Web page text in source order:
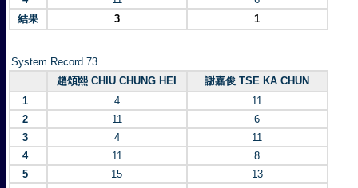
結果
3 1
System Record 73
趙頌熙 CHIU CHUNG HEI
謝嘉俊 TSE KA CHUN
1
4
11
2
11
6
3
4
11
4
11
8
5
15
13